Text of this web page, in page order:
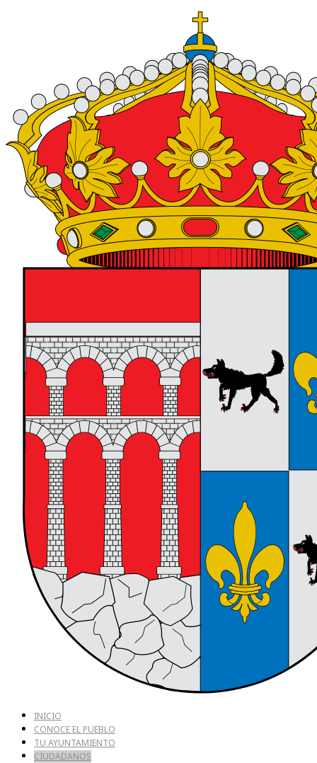
INICIO
CONOCE EL PUEBLO
TU AYUNTAMIENTO
CIUDADANOS